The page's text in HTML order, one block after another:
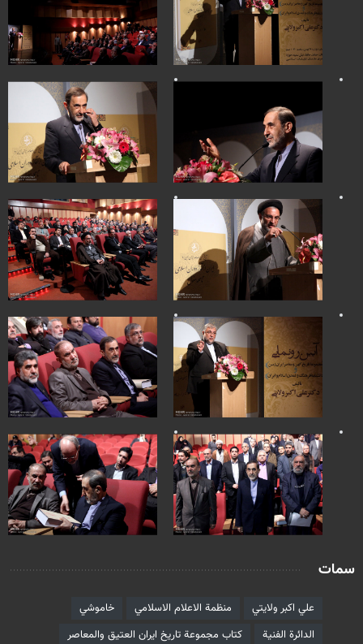
سمات
علي اكبر ولايتي منظمة الاعلام الاسلامي
خاموشي
الدائرة الفنية
كتاب مجموعة تاريخ ايران العتيق والمعاصر